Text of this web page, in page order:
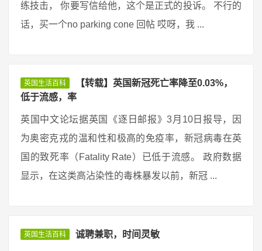
练技击， 你要写信给他，这个是正式的投诉。 不行的
话，买一个no parking cone 回帖 哎呀，我 ...
英国生活百科
【转载】英国新冠死亡率降至0.03%，
低于流感，率
英国中文论坛据英国《逐日邮报》3月10日报导，因
为奥密克戎的温和性和极高的免疫率，新冠病毒在英
国的致死率（Fatality Rate）已低于流感。 政府数据
显示，在这类高沾染性的毒株暴发以前，新冠 ...
英国生活百科 诚聘兼职，时间灵敏